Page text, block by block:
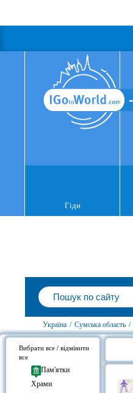
Гіди
Україна / Сумська область /
Вибрати все / відмінити
все
Пам'ятки
Храми